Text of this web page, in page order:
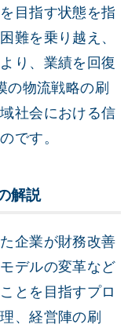
目指す状態を指
難を乗り越え、
り、業績を回復
の物流戦略の刷
社会における信
です。
解説
企業が財務改善
デルの変革など
とを目指すプロ
、経営陣の刷